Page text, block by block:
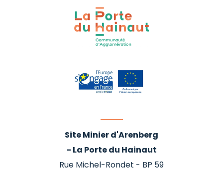
Site Minier d'Arenberg
- La Porte du Hainaut
Rue Michel-Rondet - BP 59